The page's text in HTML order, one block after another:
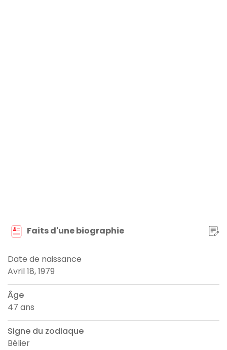
Faits d'une biographie
Date de naissance
Avril 18, 1979
Âge
47 ans
Signe du zodiaque
Bélier